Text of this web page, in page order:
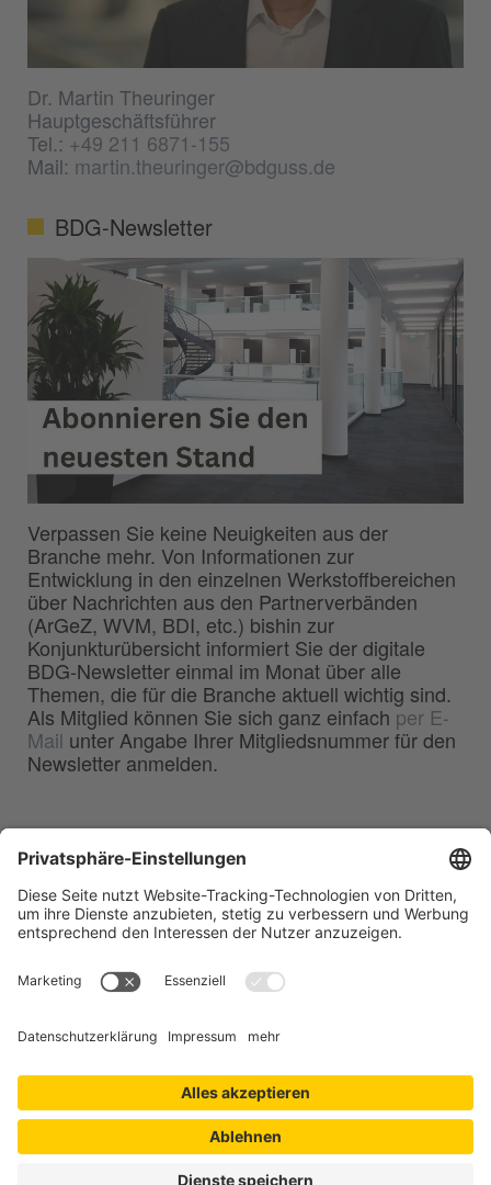
Dr. Martin Theuringer
Hauptgeschäftsführer
Tel.:+49 211 6871-155
Mail: martin.theuringer@bdguss.de
BDG-Newsletter
Verpassen Sie keine Neuigkeiten aus der
Branche mehr. Von Informationen zur
Entwicklung in den einzelnen Werkstoffbereichen
über Nachrichten aus den Partnerverbänden
(ArGeZ, WVM, BDI, etc.) bishin zur
Konjunkturübersicht informiert Sie der digitale
BDG-Newsletter einmal im Monat über alle
Themen, die für die Branche aktuell wichtig sind.
Als Mitglied können Sie sich ganz einfach per E-
Mail unter Angabe Ihrer Mitgliedsnummer für den
Newsletter anmelden.
Deutschen Gießerei-Industrie e.V.
40549 Düsseldorf
Telefon:0211 - 68 71 - 03
0211 - 68 71 - 3333
E-Mail:info(at)bdguss.de